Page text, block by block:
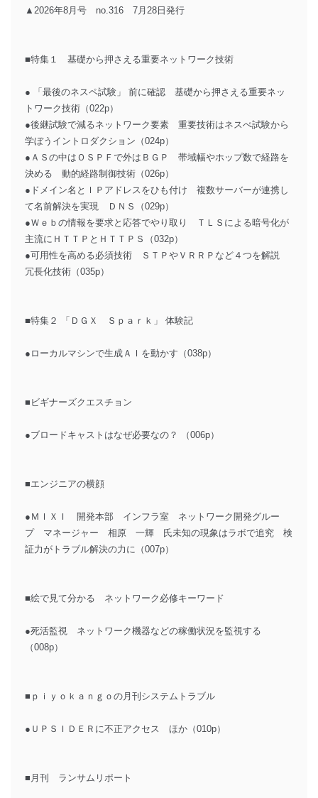
▲2026年8月号 no.316 7月28日発行
■特集１ 基礎から押さえる重要ネットワーク技術
● 「最後のネスペ試験」 前に確認 基礎から押さえる重要ネッ
トワーク技術（022p）
●後継試験で減るネットワーク要素 重要技術はネスぺ試験から
学ぼうイントロダクション（024p）
●ＡＳの中はＯＳＰＦで外はＢＧＰ 帯域幅やホップ数で経路を
決める 動的経路制御技術（026p）
●ドメイン名とＩＰアドレスをひも付け 複数サーバーが連携し
て名前解決を実現 ＤＮＳ（029p）
●Ｗｅｂの情報を要求と応答でやり取り ＴＬＳによる暗号化が
主流にＨＴＴＰとＨＴＴＰＳ（032p）
●可用性を高める必須技術 ＳＴＰやＶＲＲＰなど４つを解説
冗長化技術（035p）
■特集２ 「ＤＧＸ Ｓｐａｒｋ」 体験記
●ローカルマシンで生成ＡＩを動かす（038p）
■ビギナーズクエスチョン
●ブロードキャストはなぜ必要なの？ （006p）
■エンジニアの横顔
●ＭＩＸＩ 開発本部 インフラ室 ネットワーク開発グルー
プ マネージャー 相原 一輝 氏未知の現象はラボで追究 検
証力がトラブル解決の力に（007p）
■絵で見て分かる ネットワーク必修キーワード
●死活監視 ネットワーク機器などの稼働状況を監視する
（008p）
■ｐｉｙｏｋａｎｇｏの月刊システムトラブル
●ＵＰＳＩＤＥＲに不正アクセス ほか（010p）
■月刊 ランサムリポート